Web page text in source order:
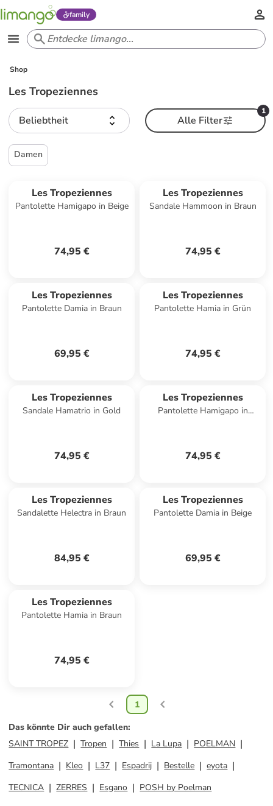
family
Shop
Les Tropeziennes
Beliebtheit
1
Alle Filter
Damen
Les Tropeziennes
Pantolette Hamigapo in Beige
74,95 €
Les Tropeziennes
Sandale Hammoon in Braun
74,95 €
Les Tropeziennes
Pantolette Damia in Braun
69,95 €
Les Tropeziennes
Pantolette Hamia in Grün
74,95 €
Les Tropeziennes
Sandale Hamatrio in Gold
74,95 €
Les Tropeziennes
Pantolette Hamigapo in
74,95 €
Les Tropeziennes
Sandalette Helectra in Braun
84,95 €
Les Tropeziennes
Pantolette Damia in Beige
69,95 €
Les Tropeziennes
Pantolette Hamia in Braun
74,95 €
1
Das könnte Dir auch gefallen:
SAINT TROPEZ
Tropen Thies La Lupa
POELMAN
Tramontana
Kleo L37 Espadrij Bestelle
eyota
TECNICA
ZERRES Esgano POSH by Poelman